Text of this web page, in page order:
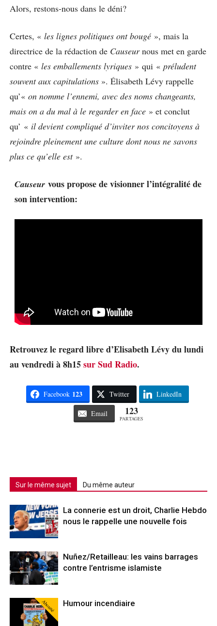
Alors, restons-nous dans le déni?
Certes, « les lignes politiques ont bougé », mais la
directrice de la rédaction de Causeurnous met en garde
contre « les emballements lyriques » qui « préludent
souvent aux capitulations ». Élisabeth Lévy rappelle
qu’« on nomme l’ennemi, avec des noms changeants,
mais on a du mal à le regarder en face » et conclut
qu’ « il devient compliqué d’inviter nos concitoyens à
rejoindre pleinement une culture dont nous ne savons
plus ce qu’elle est».
Causeur vous propose de visionner l’intégralité de
son intervention:
Retrouvez le regard libre d’Elisabeth Lévy du lundi
au vendredi à 8h15sur Sud Radio.
Facebook 123 Twitter LinkedIn
Email 123
PARTAGES
Sur le même sujet Du même auteur
La connerie est un droit, Charlie Hebdo
nous le rappelle une nouvelle fois
Nuñez/Retailleau: les vains barrages
contre l’entrisme islamiste
Abonné Humour incendiaire